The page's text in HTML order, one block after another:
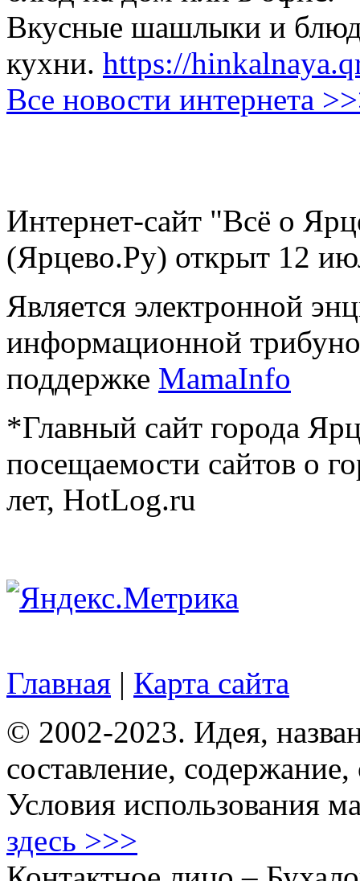
Вкусные шашлыки и
кухни. https://
Все новости интернета
Интернет-сайт "Всё о
(Ярцево.Ру) открыт 12
Является электронной
информационной
поддержке MamaInfo
*Главный сайт города
посещаемости сайтов о
лет, HotLog.ru
Главная | Карта сайта
© 2002-2023. Идея,
составление,
Условия использования
здесь >>>